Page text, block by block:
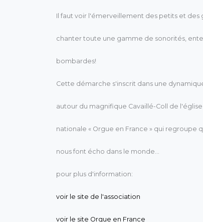
Il faut voir l'émerveillement des petits et des
chanter toute une gamme de sonorités,
bombardes!
Cette démarche s'inscrit dans une
autour du magnifique Cavaillé-Coll de
nationale « Orgue en France » qui regroupe
nous font écho dans le monde...
pour plus d'information:
voir le site de l'association
voir le site Orgue en France